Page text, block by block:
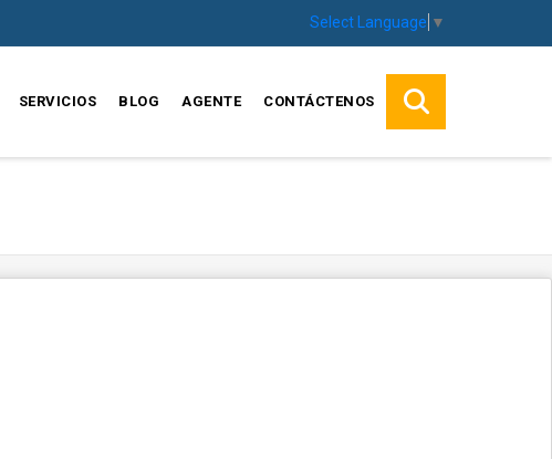
Select Language ▼
SERVICIOS BLOG AGENTE CONTÁCTENOS